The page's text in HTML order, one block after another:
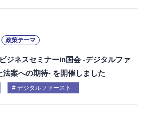
政策テーマ
ジネスセミナーin国会 -デジタルファ
法案への期待- を開催しました
デジタルファースト